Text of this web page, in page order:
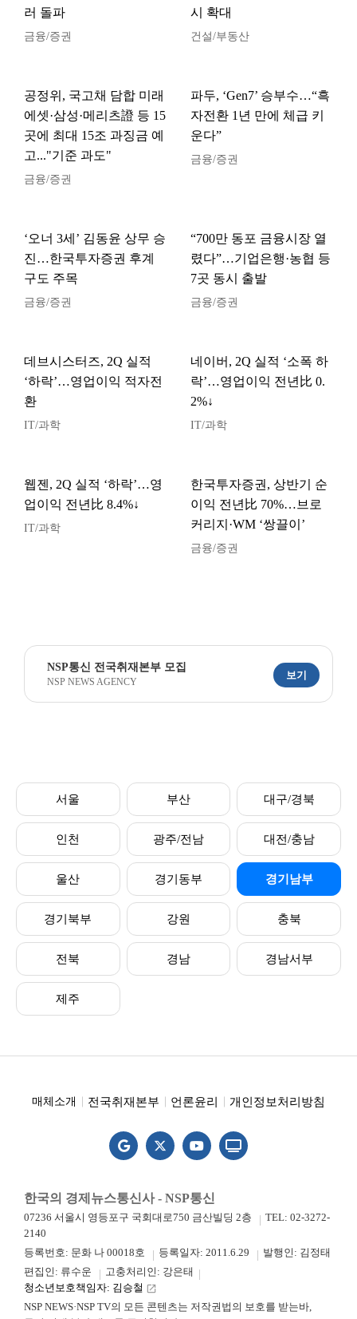
러 돌파
금융/증권
시 확대
건설/부동산
공정위, 국고채 담합 미래
에셋·삼성·메리츠證 등 15
곳에 최대 15조 과징금 예
고..."기준 과도"
금융/증권
파두, ‘Gen7’ 승부수…“흑
자전환 1년 만에 체급 키
운다”
금융/증권
‘오너 3세’ 김동윤 상무 승
진…한국투자증권 후계
구도 주목
금융/증권
“700만 동포 금융시장 열
렸다”…기업은행·농협 등
7곳 동시 출발
금융/증권
데브시스터즈, 2Q 실적
‘하락’…영업이익 적자전
환
IT/과학
네이버, 2Q 실적 ‘소폭 하
락’…영업이익 전년比 0.
2%↓
IT/과학
웹젠, 2Q 실적 ‘하락’…영
업이익 전년比 8.4%↓
IT/과학
한국투자증권, 상반기 순
이익 전년比 70%…브로
커리지·WM ‘쌍끌이’
금융/증권
NSP통신 전국취재본부 모집
NSP NEWS AGENCY
보기
서울 부산 대구/경북
인천 광주/전남 대전/충남
울산 경기동부 경기남부
경기북부 강원 충북
전북 경남 경남서부
제주
매체소개 전국취재본부 언론윤리 개인정보처리방침
한국의 경제뉴스통신사 - NSP통신
07236 서울시 영등포구 국회대로750 금산빌딩 2층
TEL: 02-3272-
2140
등록번호: 문화 나 00018호
등록일자: 2011.6.29
발행인: 김정태
편집인: 류수운
고충처리인: 강은태
청소년보호책임자: 김승철 launch
NSP NEWS·NSP TV의 모든 콘텐츠는 저작권법의 보호를 받는바,